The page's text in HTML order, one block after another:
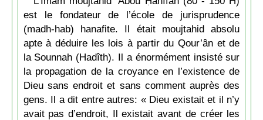
est le fondateur de l’école de jurisprudence
(madh-hab) hanafite. Il était moujtahid absolu
apte à déduire les lois à partir du Qour’ân et de
la Sounnah (Hadîth). Il a énormément insisté sur
la propagation de la croyance en l’existence de
Dieu sans endroit et sans comment auprès des
gens. Il a dit entre autres: « Dieu existait et il n’y
avait pas d’endroit, Il existait avant de créer les